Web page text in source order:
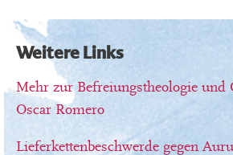
Weitere Links
Mehr zur Befreiungstheologie und
Oscar Romero
Lieferkettenbeschwerde gegen